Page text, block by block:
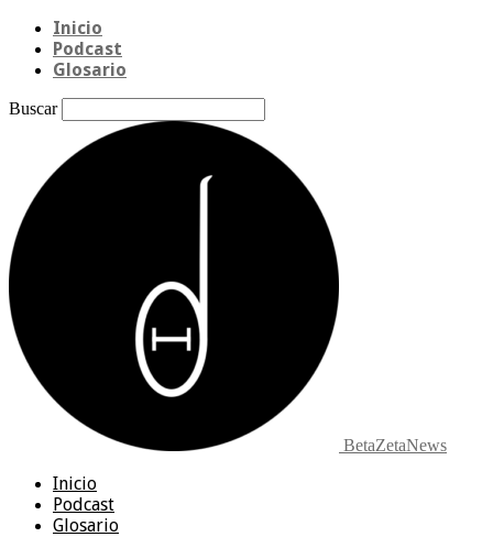
Inicio
Podcast
Glosario
Buscar
BetaZetaNews
Inicio
Podcast
Glosario